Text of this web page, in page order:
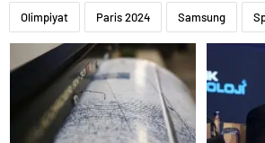
Olimpiyat Paris 2024 Samsung